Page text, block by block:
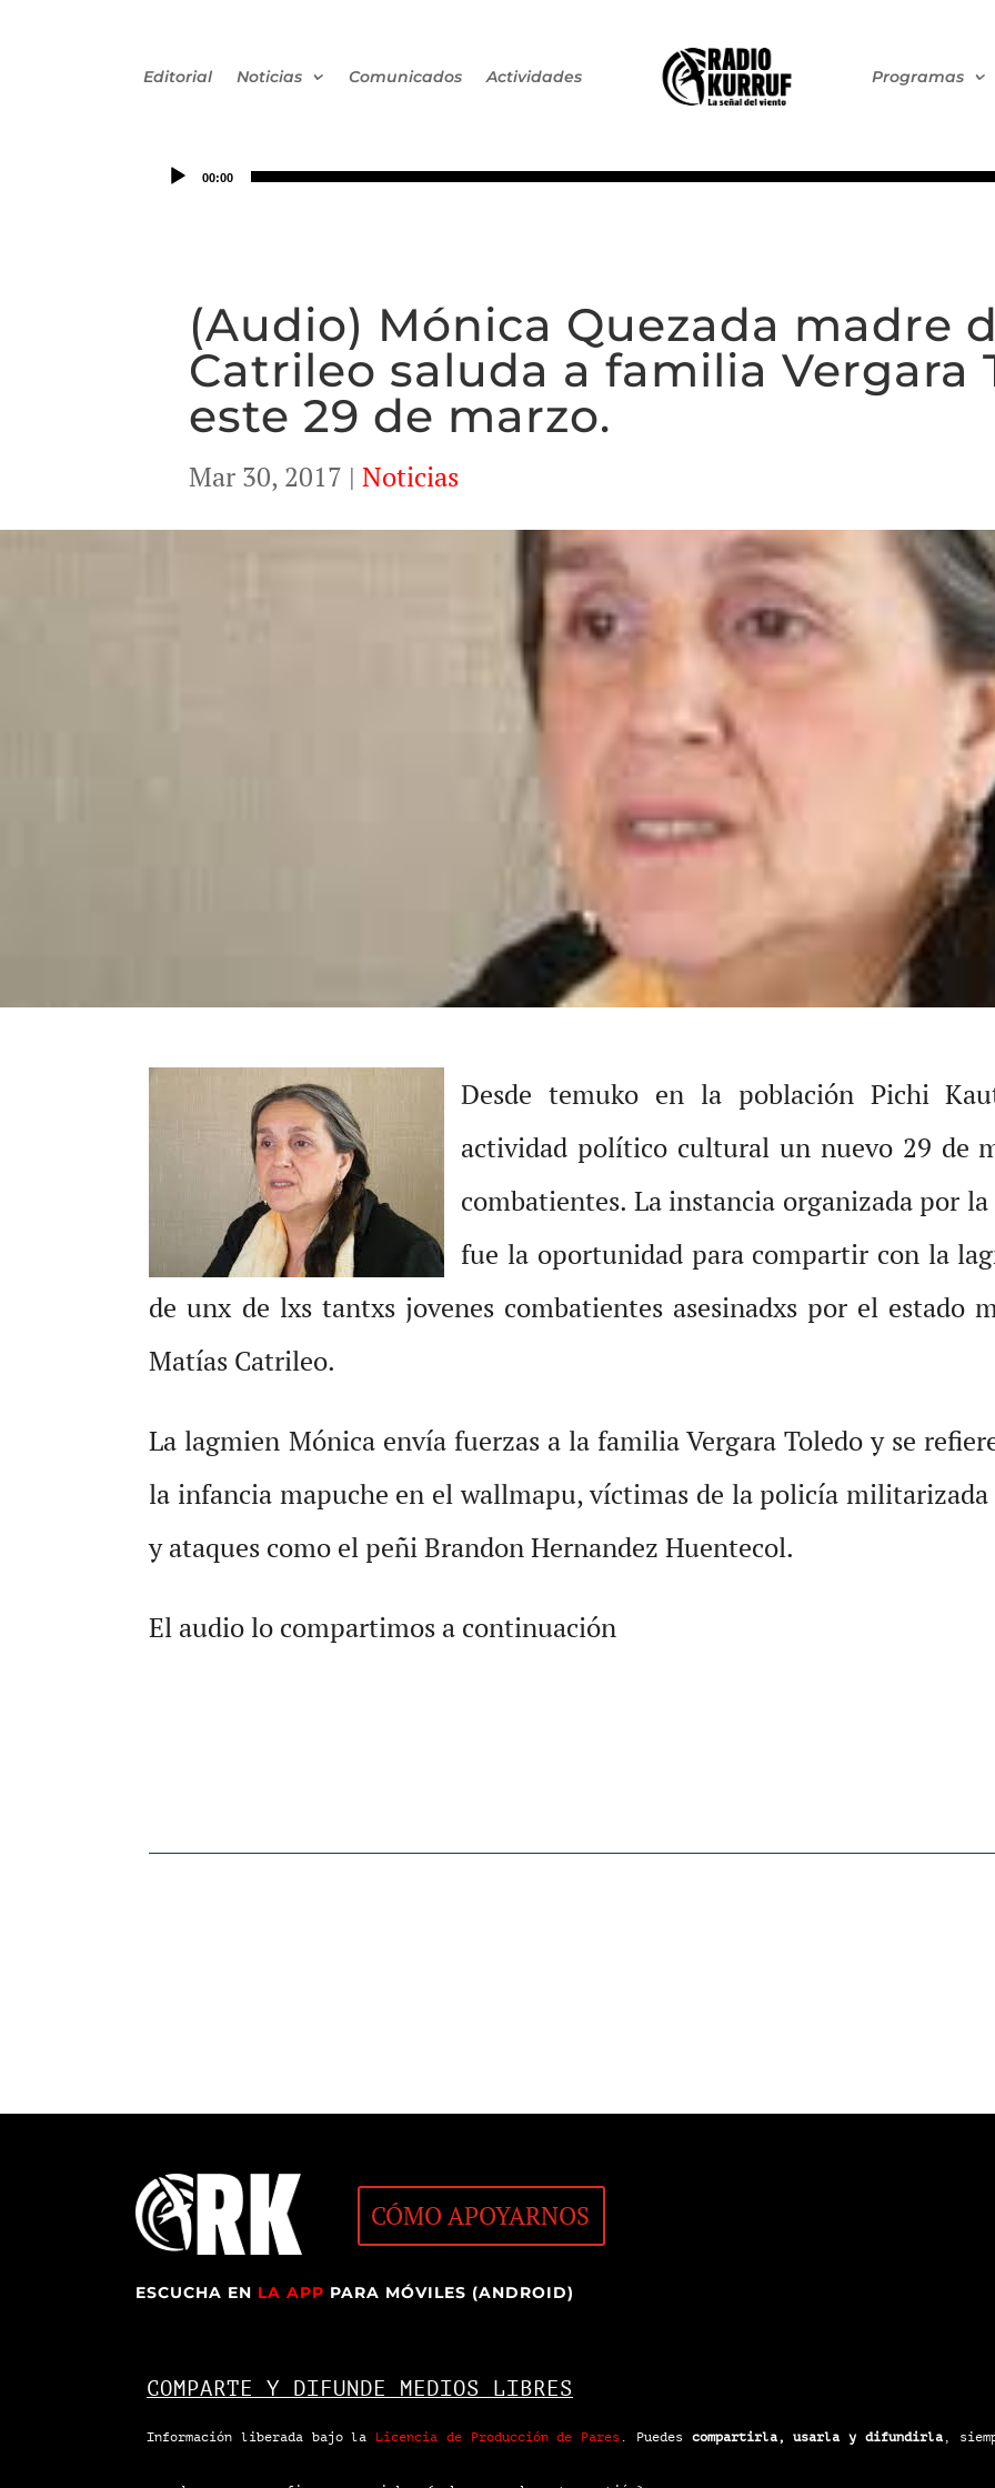
Editorial Noticias Comunicados Actividades Programas
00:00
(Audio) Mónica Quezada madre
Catrileo saluda a familia Vergara
este 29 de marzo.
Mar 30, 2017 |Noticias
Desde temuko en la población Pichi
actividad político cultural un nuevo 29 de
combatientes. La instancia organizada por
fue la oportunidad para compartir con la
de unx de lxs tantxs jovenes combatientes asesinadxs por el estado
Matías Catrileo.
La lagmien Mónica envía fuerzas a la familia Vergara Toledo y se
la infancia mapuche en el wallmapu, víctimas de la policía
y ataques como el peñi Brandon Hernandez Huentecol.
El audio lo compartimos a continuación
CÓMO APOYARNOS
ESCUCHA EN LA APP PARA MÓVILES (ANDROID)
COMPARTE Y DIFUNDE MEDIOS LIBRES
Información liberada bajo la Licencia de Producción de Pares . Puedes compartirla, usarla y difundirla,